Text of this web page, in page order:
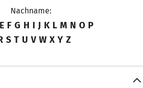
Nachname:
E F G H I J K L M N O P
S T U V W X Y Z